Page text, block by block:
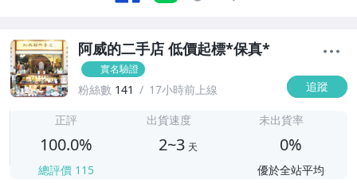
阿威的二手店 低價起標*保真*
實名驗證
粉絲數 141 17小時前上線 追蹤
正評
100.0%
總評價 115
出貨速度
2~3 天
未出貨率
0%
優於全站平均